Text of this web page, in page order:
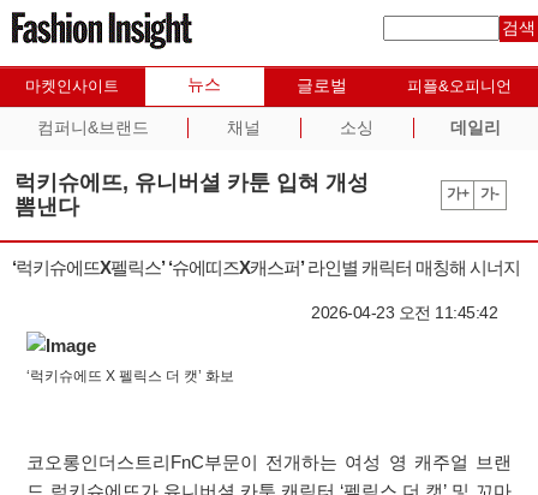
검색
마켓인사이트 뉴스 글로벌 피플&오피니언
컴퍼니&브랜드 채널 소싱 데일리
럭키슈에뜨, 유니버셜 카툰 입혀 개성
뽐낸다
가+ 가-
‘럭키슈에뜨X펠릭스’ ‘슈에띠즈X캐스퍼’ 라인별 캐릭터 매칭해 시너지
2026-04-23 오전 11:45:42
‘럭키슈에뜨 X 펠릭스 더 캣’ 화보
코오롱인더스트리FnC부문이 전개하는 여성 영 캐주얼 브랜
드 럭키슈에뜨가 유니버셜 카툰 캐릭터 ‘펠릭스 더 캣’ 및 꼬마